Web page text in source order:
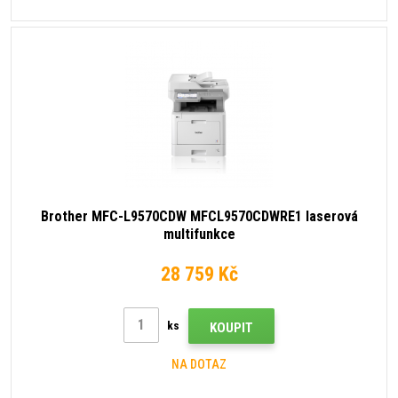
Brother MFC-L9570CDW MFCL9570CDWRE1 laserová
multifunkce
28 759 Kč
ks KOUPIT
NA DOTAZ